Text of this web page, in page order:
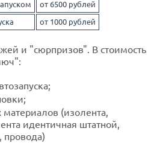
от 6500 рублей
от 1000 рублей
и "сюрпризов". В стоимость
материалов (изолента,
идентичная штатной,
провода)